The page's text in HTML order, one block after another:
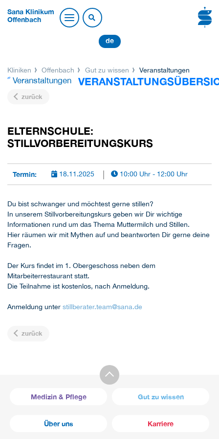
Sana Klinikum
Offenbach
de
Kliniken Offenbach Gut zu wissen Veranstaltungen
Veranstaltungen
zurück
ELTERNSCHULE:
STILLVORBEREITUNGSKURS
Termin: 18.11.2025 10:00 Uhr - 12:00 Uhr
Du bist schwanger und möchtest gerne stillen?
In unserem Stillvorbereitungskurs geben wir Dir wichtige
Informationen rund um das Thema Muttermilch und Stillen.
Hier räumen wir mit Mythen auf und beantworten Dir gerne deine
Fragen.
Der Kurs findet im 1. Obergeschoss neben dem
Mitarbeiterrestaurant statt.
Die Teilnahme ist kostenlos, nach Anmeldung.
Anmeldung unter stillberater.team@sana.de
zurück
Medizin & Pflege Gut zu wissen
Über uns Karriere